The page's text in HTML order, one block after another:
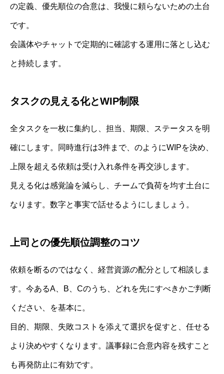
の定義、優先順位の合意は、我慢に頼らないための土台
です。
会議体やチャットで定期的に確認する運用に落とし込む
と持続します。
タスクの見える化とWIP制限
全タスクを一枚に集約し、担当、期限、ステータスを明
確にします。同時進行は3件まで、のようにWIPを決め、
上限を超える依頼は受け入れ条件を再交渉します。
見える化は感覚論を減らし、チームで負荷を均す土台に
なります。数字と事実で話せるようにしましょう。
上司との優先順位調整のコツ
依頼を断るのではなく、経営資源の配分として相談しま
す。今あるA、B、Cのうち、どれを先にすべきかご判断
ください、を基本に。
目的、期限、失敗コストを添えて選択を促すと、任せる
より決めやすくなります。議事録に合意内容を残すこと
も再発防止に有効です。